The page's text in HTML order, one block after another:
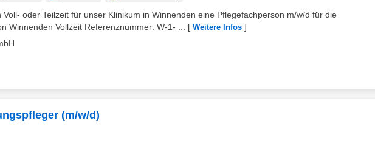
oder Teilzeit für unser Klinikum in Winnenden eine Pflegefachperson m/w/d für die
Winnenden Vollzeit Referenznummer: W-1- ...
[ Weitere Infos ]
(m/w/d)